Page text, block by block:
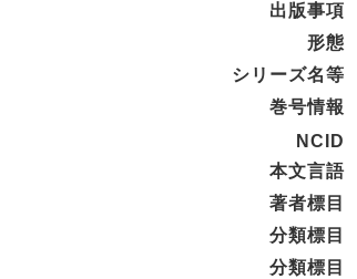
出版事項
形態
シリーズ名等
巻号情報
NCID
本文言語
著者標目
分類標目
分類標目